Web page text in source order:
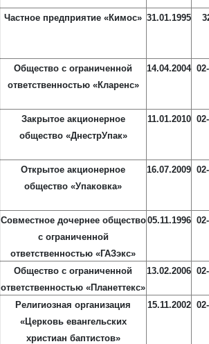
Частное предприятие «Кимос» 31.01.1995
Общество с ограниченной
ответственностью «Кларенс»
14.04.2004
Закрытое акционерное
общество «ДнестрУпак»
11.01.2010
Открытое акционерное
общество «Упаковка»
16.07.2009
Совместное дочернее общество
с ограниченной
ответственностью «ГАЗэкс»
05.11.1996
Общество с ограниченной
ответственностью «Планеттекс»
13.02.2006
Религиозная организация
«Церковь евангельских
христиан баптистов»
15.11.2002